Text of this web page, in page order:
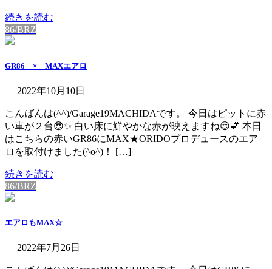
続きを読む
86/BRZ
GR86 × MAXエアロ
2022年10月10日
こんばんは(^^)/Garage19MACHIDAです。 今日はピットに赤
い車が２台😎✨ 白い床に鮮やかな赤が映えますね😌💕 本日
はこちらの赤いGR86にMAX★ORIDOプロデュースのエア
ロを取付けました(^o^)！ […]
続きを読む
86/BRZ
エアロもMAX☆
2022年7月26日